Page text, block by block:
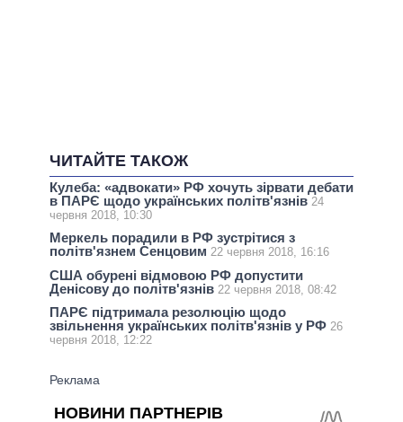
ЧИТАЙТЕ ТАКОЖ
Кулеба: «адвокати» РФ хочуть зірвати дебати
в ПАРЄ щодо українських політв'язнів 24
червня 2018, 10:30
Меркель порадили в РФ зустрітися з
політв'язнем Сенцовим 22 червня 2018, 16:16
США обурені відмовою РФ допустити
Денісову до політв'язнів 22 червня 2018, 08:42
ПАРЄ підтримала резолюцію щодо
звільнення українських політв'язнів у РФ 26
червня 2018, 12:22